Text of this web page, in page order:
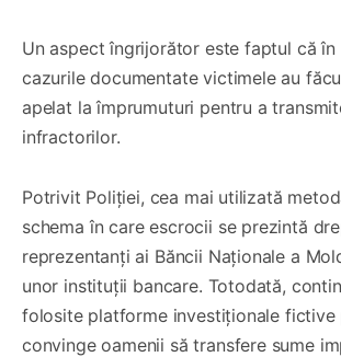
Un aspect îngrijorător este faptul că
cazurile documentate victimele au
apelat la împrumuturi pentru a
infractorilor.
Potrivit Poliției, cea mai utilizată
schema în care escrocii se prezintă
reprezentanți ai Băncii Naționale a
unor instituții bancare. Totodată,
folosite platforme investiționale fictive
convinge oamenii să transfere sume